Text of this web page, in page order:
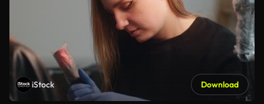
iStock Download